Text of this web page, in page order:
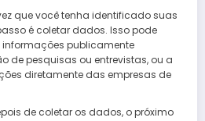
que você tenha identificado suas
é coletar dados. Isso pode
informações publicamente
de pesquisas ou entrevistas, ou a
diretamente das empresas de
de coletar os dados, o próximo